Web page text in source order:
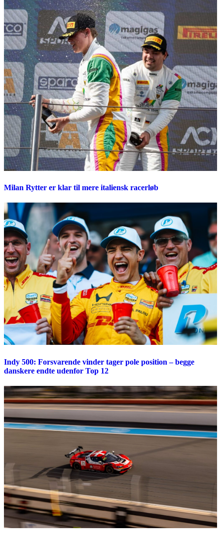
Milan Rytter er klar til mere italiensk racerløb
Indy 500: Forsvarende vinder tager pole position – begge
danskere endte udenfor Top 12